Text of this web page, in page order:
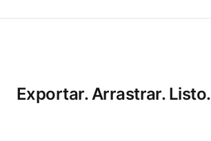
Exportar. Arrastrar. Listo.